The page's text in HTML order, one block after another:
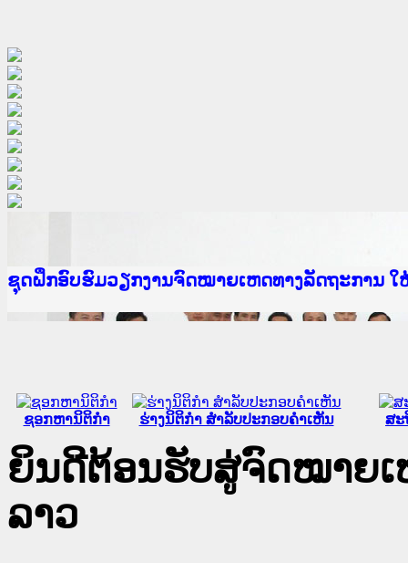
Ministry of Justice Lao PDR
ເຜີຍແຜ່ວັບໄຊຈົດໝາຍເຫດທາງລັດຖະການ ແລະ ແອັ
ກະຊວງຍຸຕິທຳ
ຊຸດຝຶກອົບຮົມວຽກງານຈົດໝາຍເຫດທາງລັດຖະການ
ກອງປະຊຸມທົບທວນຄືນການຈັດຕັ້ງປະຕິບັດວຽກງານຈົ
ຝຶກອົບຮົມ ຜູ່ປະສານງານວຽກງານຈົດໝາຍເຫດທາງລັ
ຝຶກອົບຮົມ ຜູ່ປະສານງານວຽກງານຈົດໝາຍເຫດທາງລັ
ເຜີຍແຜ່ແອັບກົດໝາຍລາວ ແລະ ເວັບໄຊຈົດໝາຍເຫດ
ເຜີຍແຜ່ແອັບກົດໝາຍລາວ ແລະ ເວັບໄຊຈົດໝາຍເຫດ
ຍົກລະດັບວຽກງານຈົດໝາຍເຫດທາງລັດຖະການໃຫ້ຜູ້
ຊຸດຝຶກອົບຮົມວຽກງານຈົດໝາຍເຫດທາງລັດຖະການ ໃ
ຊອກຫານິຕິກໍາ ຮ່າງນິຕິກໍາ ສໍາລັບປະກອບຄໍາເຫັນ ສະ
ຍິນດີຕ້ອນຮັບສູ່ຈົດໝາຍເ
ລາວ